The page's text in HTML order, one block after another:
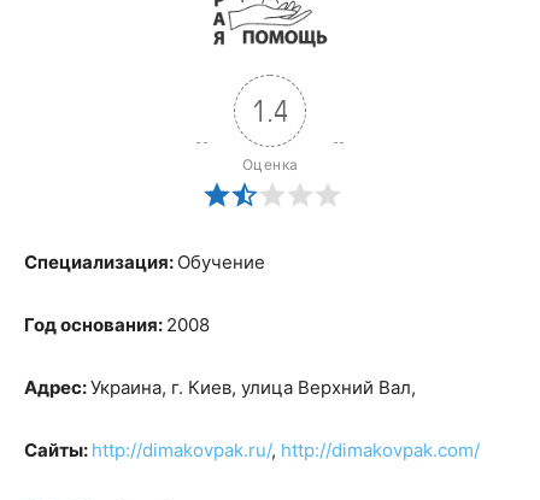
1.4
Оценка
Специализация: Обучение
Год основания: 2008
Адрес:Украина, г. Киев, улица Верхний Вал,
Сайты: http://dimakovpak.ru/, http://dimakovpak.com/